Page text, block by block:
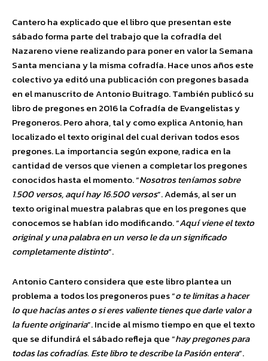
Cantero ha explicado que el libro que presentan este
sábado forma parte del trabajo que la cofradía del
Nazareno viene realizando para poner en valor la Semana
Santa menciana y la misma cofradía. Hace unos años este
colectivo ya editó una publicación con pregones basada
en el manuscrito de Antonio Buitrago. También publicó su
libro de pregones en 2016 la Cofradía de Evangelistas y
Pregoneros. Pero ahora, tal y como explica Antonio, han
localizado el texto original del cual derivan todos esos
pregones. La importancia según expone, radica en la
cantidad de versos que vienen a completar los pregones
conocidos hasta el momento. “Nosotros teníamos sobre
1.500 versos, aquí hay 16.500 versos”. Además, al ser un
texto original muestra palabras que en los pregones que
conocemos se habían ido modificando. “Aquí viene el texto
original y una palabra en un verso le da un significado
completamente distinto”.
Antonio Cantero considera que este libro plantea un
problema a todos los pregoneros pues “o te limitas a hacer
lo que hacías antes o si eres valiente tienes que darle valor a
la fuente originaria”. Incide al mismo tiempo en que el texto
que se difundirá el sábado refleja que “hay pregones para
todas las cofradías. Este libro te describe la Pasión entera”.